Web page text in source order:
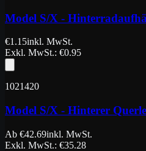
Model S/X -
€1.15inkl. MwSt.
Exkl. MwSt.: €0.95
1021420
Model S/X - Hinterer
Ab €42.69inkl. MwSt.
Exkl. MwSt.: €35.28